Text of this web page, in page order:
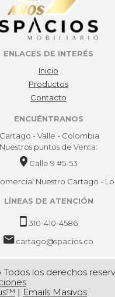
ENLACES DE INTERÉS
Inicio
Productos
Contacto
ENCUÉNTRANOS
Cartago - Valle - Colombia
Nuestros puntos de Venta:
Calle 9 #5-53
Nuestro Cartago -
LÍNEAS DE ATENCIÓN
310-410-4586
cartago@spacios.co
los derechos
| Emails Masivos